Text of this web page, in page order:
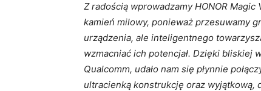
Z radością wprowadzamy HONOR
kamień milowy, ponieważ przesuwamy
urządzenia, ale inteligentnego
wzmacniać ich potencjał. Dzięki bliskiej
Qualcomm, udało nam się płynnie
ultracienką konstrukcję oraz wyjątkową,